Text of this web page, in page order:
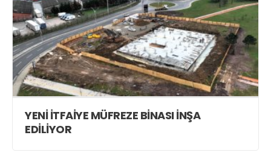
YENİ İTFAİYE MÜFREZE BİNASI İNŞA
EDİLİYOR